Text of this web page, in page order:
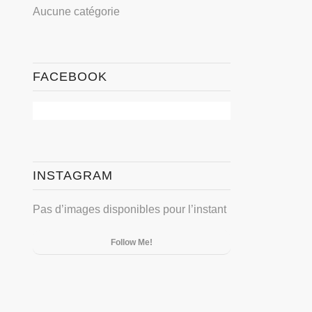
Aucune catégorie
FACEBOOK
INSTAGRAM
Pas d’images disponibles pour l’instant
Follow Me!